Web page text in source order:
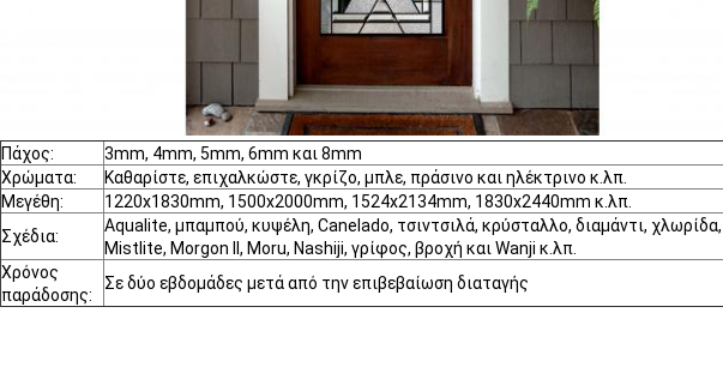
Πάχος:
3mm, 4mm, 5mm, 6mm και 8mm
Χρώματα:
Καθαρίστε, επιχαλκώστε, γκρίζο, μπλε, πράσινο και ηλέκτρινο κ.λπ.
Μεγέθη:
1220x1830mm, 1500x2000mm, 1524x2134mm, 1830x2440mm κ.λπ.
Σχέδια:
Aqualite, μπαμπού, κυψέλη, Canelado, τσιντσιλά, κρύσταλλο, διαμάντι,
Mistlite, Morgon ΙΙ, Moru, Nashiji, γρίφος, βροχή και Wanji κ.λπ.
Χρόνος
παράδοσης:
Σε δύο εβδομάδες μετά από την επιβεβαίωση διαταγής